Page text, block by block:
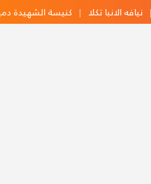
نيافه الانبا تكلا كنيسة الشهيدة